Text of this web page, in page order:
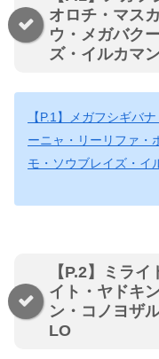
オロチ・マス
ウ・メガバク
ズ・イルカマ
【P.1】メガフシギバ
ーニャ・リーリファ・
モ・ソウブレイズ・イ
【P.2】ミラ
イト・ヤドキ
ン・コノヨザ
LO